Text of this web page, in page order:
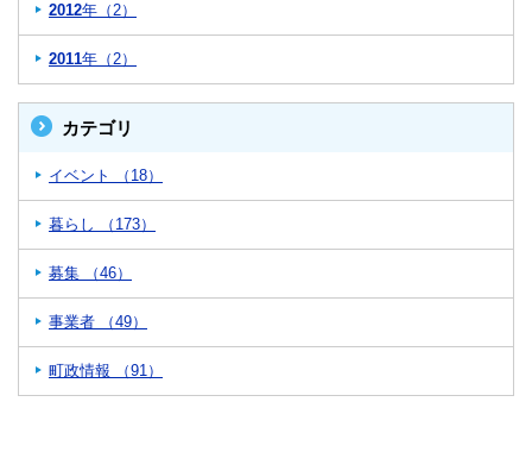
2012年（2）
2011年（2）
カテゴリ
イベント （18）
暮らし （173）
募集 （46）
事業者 （49）
町政情報 （91）